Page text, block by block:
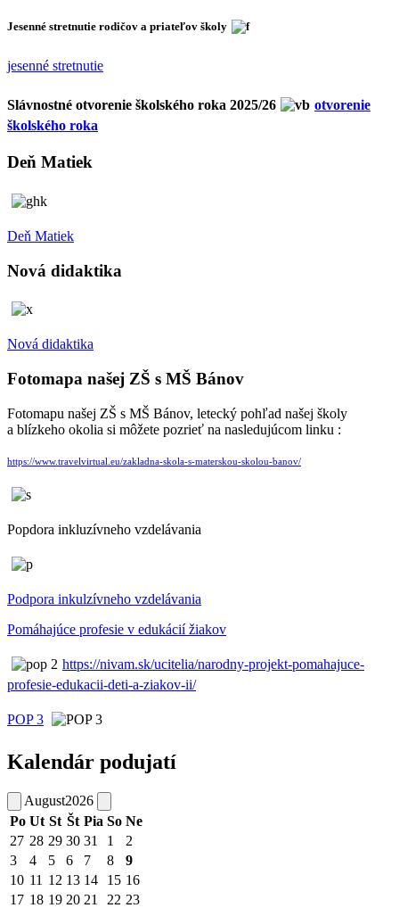
Jesenné stretnutie rodičov a priateľov školy
jesenné stretnutie
Slávnostné otvorenie školského roka 2025/26
otvorenie
školského roka
Deň Matiek
Deň Matiek
Nová didaktika
Nová didaktika
Fotomapa našej ZŠ s MŠ Bánov
Fotomapu našej ZŠ s MŠ Bánov, letecký pohľad našej školy
a blízkeho okolia si môžete pozrieť na nasledujúcom linku :
https://www.travelvirtual.eu/zakladna-skola-s-materskou-skolou-banov/
Popdora inkluzívneho vzdelávania
Podpora inkulzívneho vzdelávania
Pomáhajúce profesie v edukácií žiakov
https://nivam.sk/ucitelia/narodny-projekt-pomahajuce-
profesie-edukacii-deti-a-ziakov-ii/
POP 3
Kalendár podujatí
August2026
Po Ut St Št Pia So Ne
27 28 29 30 31 1
2
3
4 5 6 7 8
9
10 11 12 13 14 15 16
17 18 19 20 21 22 23